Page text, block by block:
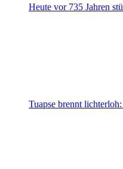
Heute vor 735 Jahren
Tuapse brennt